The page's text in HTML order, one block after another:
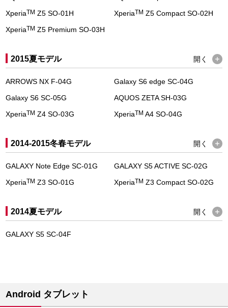
XperiaTM Z5 SO-01H XperiaTM Z5 Compact SO-02H
XperiaTM Z5 Premium SO-03H
2015夏モデル 開く
ARROWS NX F-04G
Galaxy S6 edge SC-04G
Galaxy S6 SC-05G
AQUOS ZETA SH-03G
XperiaTM Z4 SO-03G XperiaTM A4 SO-04G
2014-2015冬春モデル 開く
GALAXY Note Edge SC-01G
GALAXY S5 ACTIVE SC-02G
XperiaTM Z3 SO-01G XperiaTM Z3 Compact SO-02G
2014夏モデル 開く
GALAXY S5 SC-04F
Android タブレット